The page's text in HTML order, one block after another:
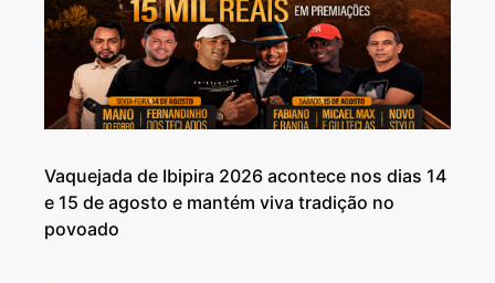
Vaquejada de Ibipira 2026 acontece nos dias 14
e 15 de agosto e mantém viva tradição no
povoado